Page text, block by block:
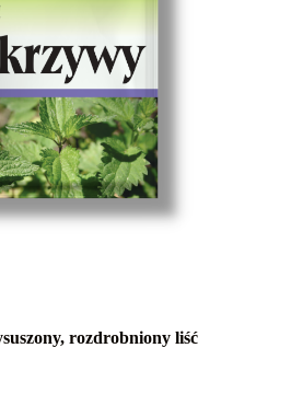
rozdrobniony liść